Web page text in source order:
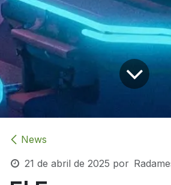
News
21 de abril de 2025 por